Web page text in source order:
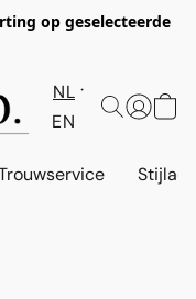
op geselecteerde
NL
EN